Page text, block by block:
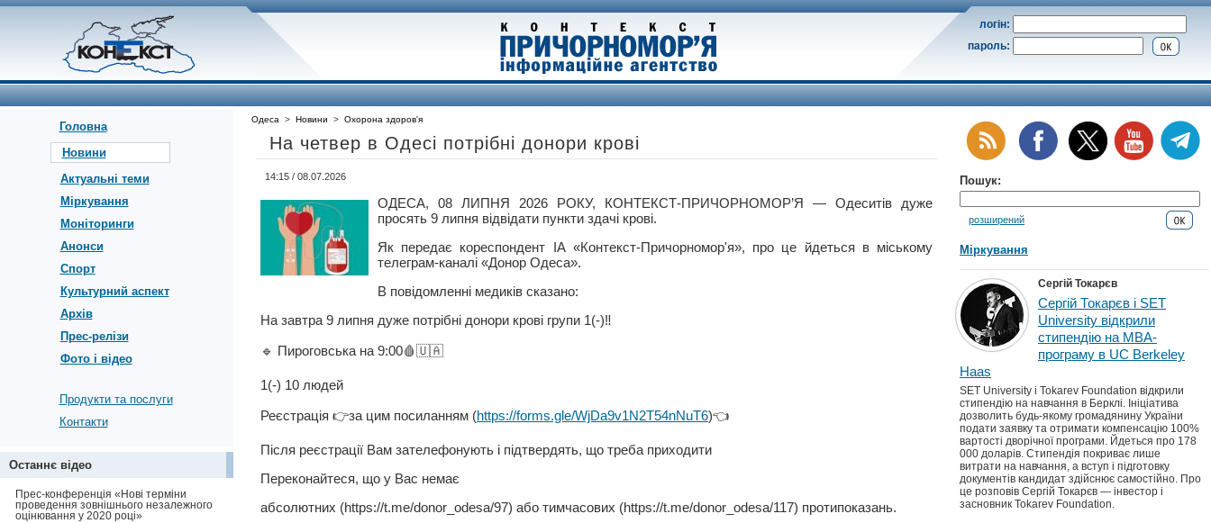
логін:
пароль:
Головна
Новини
Актуальні теми
Міркування
Моніторинги
Анонси
Спорт
Культурний аспект
Архів
Прес-релізи
Фото і відео
Продукти та послуги
Контакти
Останнє відео
Прес-конференція «Нові терміни
проведення зовнішнього незалежного
оцінювання у 2020 році»
Одеса > Новини > Охорона здоров'я
На четвер в Одесі потрібні донори крові
14:15 / 08.07.2026
ОДЕСА, 08 ЛИПНЯ 2026 РОКУ, КОНТЕКСТ-ПРИЧОРНОМОР’Я — Одеситів дуже
просять 9 липня відвідати пункти здачі крові.
Як передає кореспондент ІА «Контекст-Причорномор'я», про це йдеться в міському
телеграм-каналі «Донор Одеса».
В повідомленні медиків сказано:
На завтра 9 липня дуже потрібні донори крові групи 1(-)‼️
🔹 Пироговська на 9:00🩸🇺🇦
1(-) 10 людей
Реєстрація 👉за цим посиланням (https://forms.gle/WjDa9v1N2T54nNuT6)👈
Після реєстрації Вам зателефонують і підтвердять, що треба приходити
Переконайтеся, що у Вас немає
абсолютних (https://t.me/donor_odesa/97) або тимчасових (https://t.me/donor_odesa/117) протипоказань.
Пошук:
розширений
Міркування
Сергій Токарєв
Сергій Токарєв і SET
University відкрили
стипендію на MBA-
програму в UC Berkeley
Haas
SET University і Tokarev Foundation відкрили
стипендію на навчання в Берклі. Ініціатива
дозволить будь-якому громадянину України
подати заявку та отримати компенсацію 100%
вартості дворічної програми. Йдеться про 178
000 доларів. Стипендія покриває лише
витрати на навчання, а вступ і підготовку
документів кандидат здійснює самостійно. Про
це розповів Сергій Токарєв — інвестор і
засновник Tokarev Foundation.